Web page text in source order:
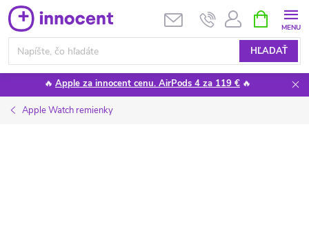
Prejsť
na
obsah
HĽADAŤ
KOŠÍK
🔥 Apple za innocent cenu. AirPods 4 za 119 € 🔥
Apple Watch remienky